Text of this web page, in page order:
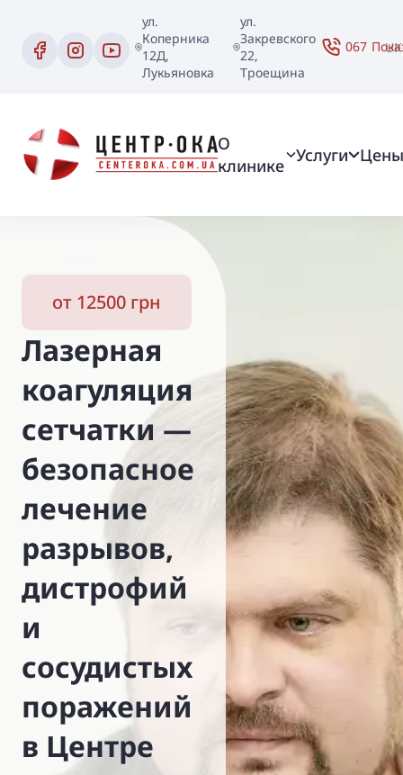
ул.
Коперника
12Д,
Лукьяновка
ул.
Закревского
22,
Троещина
067 UK
О
клинике
Услуги Цены
от 12500 грн
Лазерная
коагуляция
сетчатки —
безопасное
лечение
разрывов,
дистрофий
и
сосудистых
поражений
в Центре